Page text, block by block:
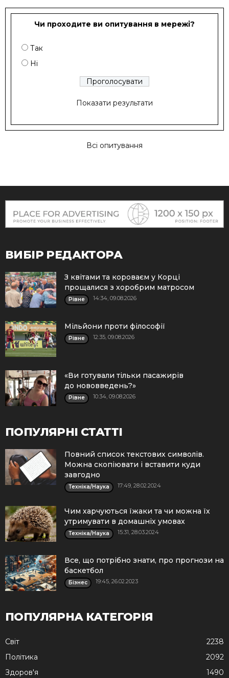
Чи проходите ви опитування в мережі?
Так
Ні
Показати результати
Всі опитування
ВИБІР РЕДАКТОРА
З квітами та короваєм у Корці
прощалися з хоробрим матросом
Рівне 14:34, 09.08.2026
Мільйони проти філософії
Рівне 12:35, 09.08.2026
«Ви готували тільки пасажирів
до нововведень?»
Рівне 10:34, 09.08.2026
ПОПУЛЯРНІ СТАТТІ
Повний список текстових символів.
Можна скопіювати і вставити куди
завгодно
Техніка/Наука 17:49, 28.02.2024
Чим харчуються їжаки та чи можна їх
утримувати в домашніх умовах
Техніка/Наука 15:31, 28.03.2024
Все, що потрібно знати, про прогнози на
баскетбол
Бізнес 19:45, 26.02.2023
ПОПУЛЯРНА КАТЕГОРІЯ
Cвіт
2238
Політика
2092
Здоров'я
1490